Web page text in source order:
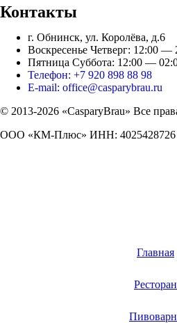
Контакты
г. Обнинск, ул. Королёва, д.6
Воскресенье Четверг: 12:00 —
Пятница Суббота: 12:00 —
Телефон: +7 920 898 88 98
E-mail: office@casparybrau.ru
© 2013-2026 «СasparyBrau» Все
ООО «КМ-Плюс» ИНН: 4025428726
Главная
Ресторан